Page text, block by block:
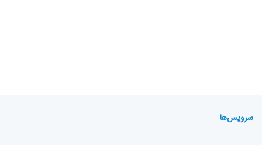
سرویس‌ها